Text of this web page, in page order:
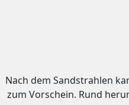
Nach dem Sandstrahlen
zum Vorschein. Rund